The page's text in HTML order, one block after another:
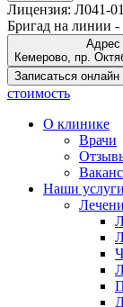
Лицензия: Л041-
Бригад на линии -
Адрес
Кемерово,
Записаться онлайн
стоимость
О клинике
Врачи
Наши услуги